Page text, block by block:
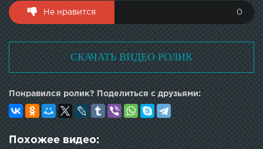
Не нравится 0
СКАЧАТЬ ВИДЕО РОЛИК
Понравился ролик? Поделиться с друзьями:
Похожее видео: